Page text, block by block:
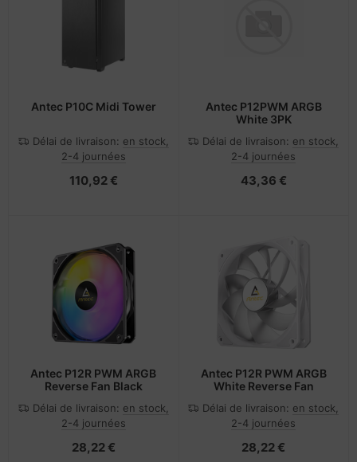
Antec P10C Midi Tower
Délai de livraison: en stock,
2-4 journées
110,92 €
Antec P12PWM ARGB
White 3PK
Délai de livraison: en stock,
2-4 journées
43,36 €
Antec P12R PWM ARGB
Reverse Fan Black
Délai de livraison: en stock,
2-4 journées
28,22 €
Antec P12R PWM ARGB
White Reverse Fan
Délai de livraison: en stock,
2-4 journées
28,22 €